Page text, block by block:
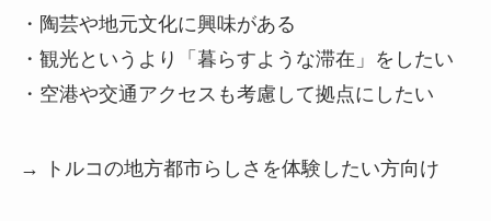
・陶芸や地元文化に興味がある
・観光というより「暮らすような滞在」をしたい
・空港や交通アクセスも考慮して拠点にしたい
→ トルコの地方都市らしさを体験したい方向け